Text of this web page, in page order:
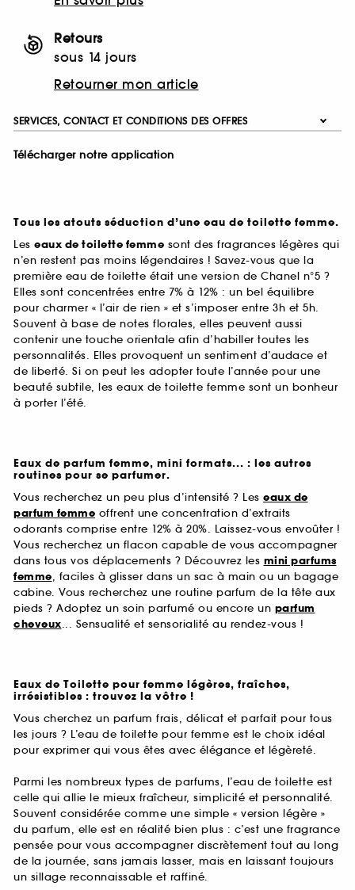
Retours
sous 14 jours
Retourner mon article
SERVICES, CONTACT ET CONDITIONS DES OFFRES
Télécharger notre application
Tous les atouts séduction d’une eau de toilette femme.
Les eaux de toilette femme sont des fragrances légères qui
n’en restent pas moins légendaires ! Savez-vous que la
première eau de toilette était une version de Chanel n°5 ?
Elles sont concentrées entre 7% à 12% : un bel équilibre
pour charmer « l’air de rien » et s’imposer entre 3h et 5h.
Souvent à base de notes florales, elles peuvent aussi
contenir une touche orientale afin d’habiller toutes les
personnalités. Elles provoquent un sentiment d’audace et
de liberté. Si on peut les adopter toute l’année pour une
beauté subtile, les eaux de toilette femme sont un bonheur
à porter l’été.
Eaux de parfum femme, mini formats... : les autres
routines pour se parfumer.
Vous recherchez un peu plus d’intensité ? Les eaux de
parfum femme offrent une concentration d’extraits
odorants comprise entre 12% à 20%. Laissez-vous envoûter !
Vous recherchez un flacon capable de vous accompagner
dans tous vos déplacements ? Découvrez les mini parfums
femme, faciles à glisser dans un sac à main ou un bagage
cabine. Vous recherchez une routine parfum de la tête aux
pieds ? Adoptez un soin parfumé ou encore un parfum
cheveux... Sensualité et sensorialité au rendez-vous !
Eaux de Toilette pour femme légères, fraîches,
irrésistibles : trouvez la vôtre !
Vous cherchez un parfum frais, délicat et parfait pour tous
les jours ? L’eau de toilette pour femme est le choix idéal
pour exprimer qui vous êtes avec élégance et légèreté.
Parmi les nombreux types de parfums, l’eau de toilette est
celle qui allie le mieux fraîcheur, simplicité et personnalité.
Souvent considérée comme une simple « version légère »
du parfum, elle est en réalité bien plus : c’est une fragrance
pensée pour vous accompagner discrètement tout au long
de la journée, sans jamais lasser, mais en laissant toujours
un sillage reconnaissable et raffiné.